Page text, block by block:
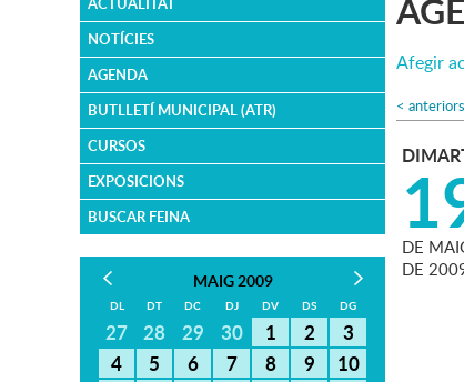
NOTÍCIES
AGENDA
BUTLLETÍ MUNICIPAL (ATR)
CURSOS
EXPOSICIONS
BUSCAR FEINA
MAIG 2009
DL DT DC DJ DV DS DG
27 28 29 30 1 2
3
4
5 6 7 8 9
10
Afegir
< anteriors
DE
DE